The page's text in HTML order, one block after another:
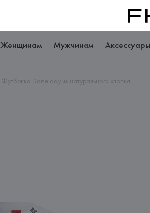
Женщинам Мужчинам Аксессуары
Футболка Damelody из натурального хлопка